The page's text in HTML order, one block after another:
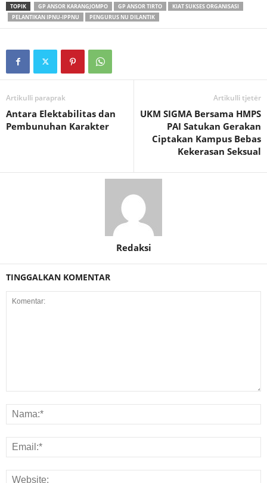
TOPIK GP ANSOR KARANGJOMPO GP ANSOR TIRTO
KIAT SUKSES ORGANISASI
PELANTIKAN IPNU-IPPNU
PENGURUS NU DILANTIK
Artikulli paraprak
Antara Elektabilitas dan
Pembunuhan Karakter
Artikulli tjetër
UKM SIGMA Bersama HMPS
PAI Satukan Gerakan
Ciptakan Kampus Bebas
Kekerasan Seksual
Redaksi
TINGGALKAN KOMENTAR